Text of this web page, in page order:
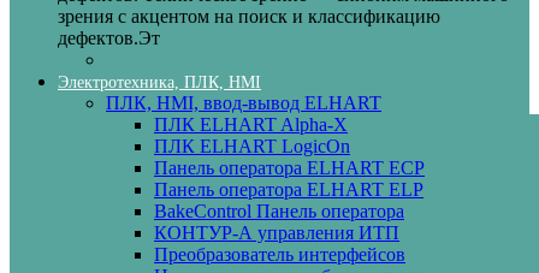
зрения с акцентом на поиск и классификацию
дефектов.Эт
Электротехника, ПЛК, HMI
ПЛК, HMI, ввод-вывод ELHART
ПЛК ELHART Alpha-X
ПЛК ELHART LogicOn
Панель оператора ELHART ECP
Панель оператора ELHART ELP
BakeControl Панель оператора
КОНТУР-А управления ИТП
Преобразователь интерфейсов